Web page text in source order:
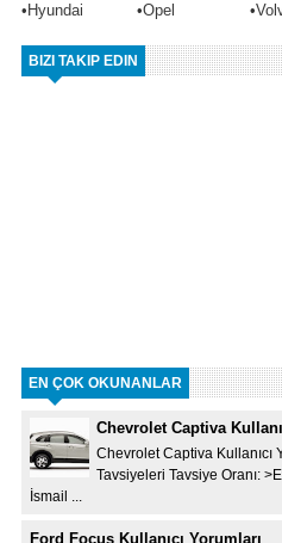
• Hyundai •Opel •
BIZI TAKIP EDIN
EN ÇOK OKUNANLAR
Chevrolet Captiva
Chevrolet Captiva Kullanıcı
Tavsiyeleri Tavsiye Oranı:
İsmail ...
Ford Focus Kullanıcı Yorumları